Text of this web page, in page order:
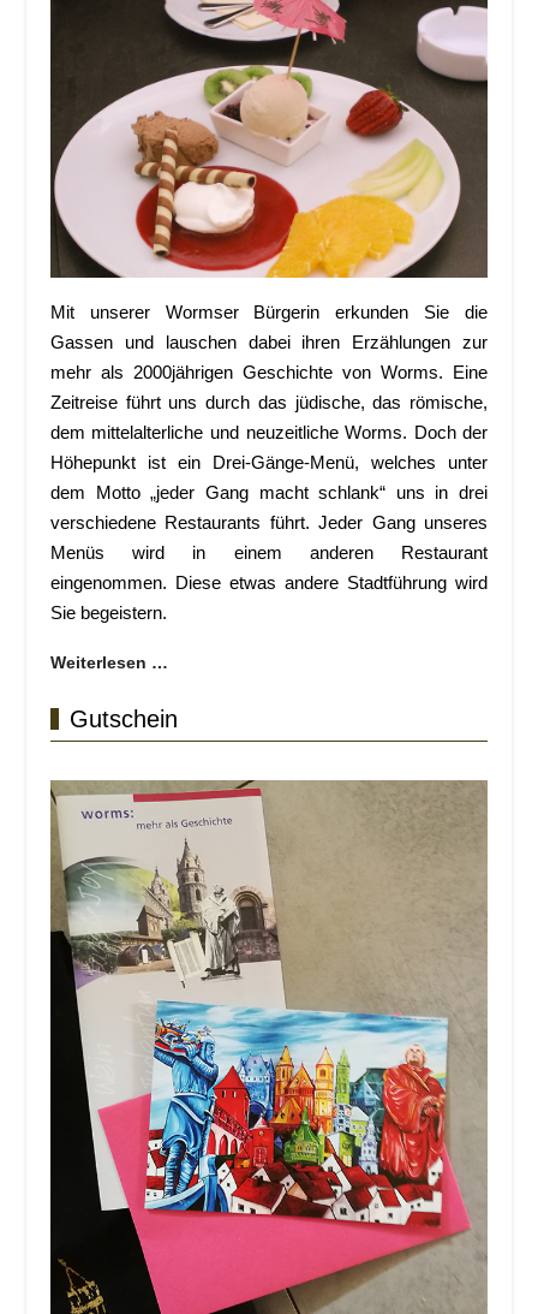
Mit unserer Wormser Bürgerin erkunden Sie die
Gassen und lauschen dabei ihren Erzählungen zur
mehr als 2000jährigen Geschichte von Worms. Eine
Zeitreise führt uns durch das jüdische, das römische,
dem mittelalterliche und neuzeitliche Worms. Doch der
Höhepunkt ist ein Drei-Gänge-Menü, welches unter
dem Motto „jeder Gang macht schlank“ uns in drei
verschiedene Restaurants führt. Jeder Gang unseres
Menüs wird in einem anderen Restaurant
eingenommen. Diese etwas andere Stadtführung wird
Sie begeistern.
Weiterlesen …
Gutschein